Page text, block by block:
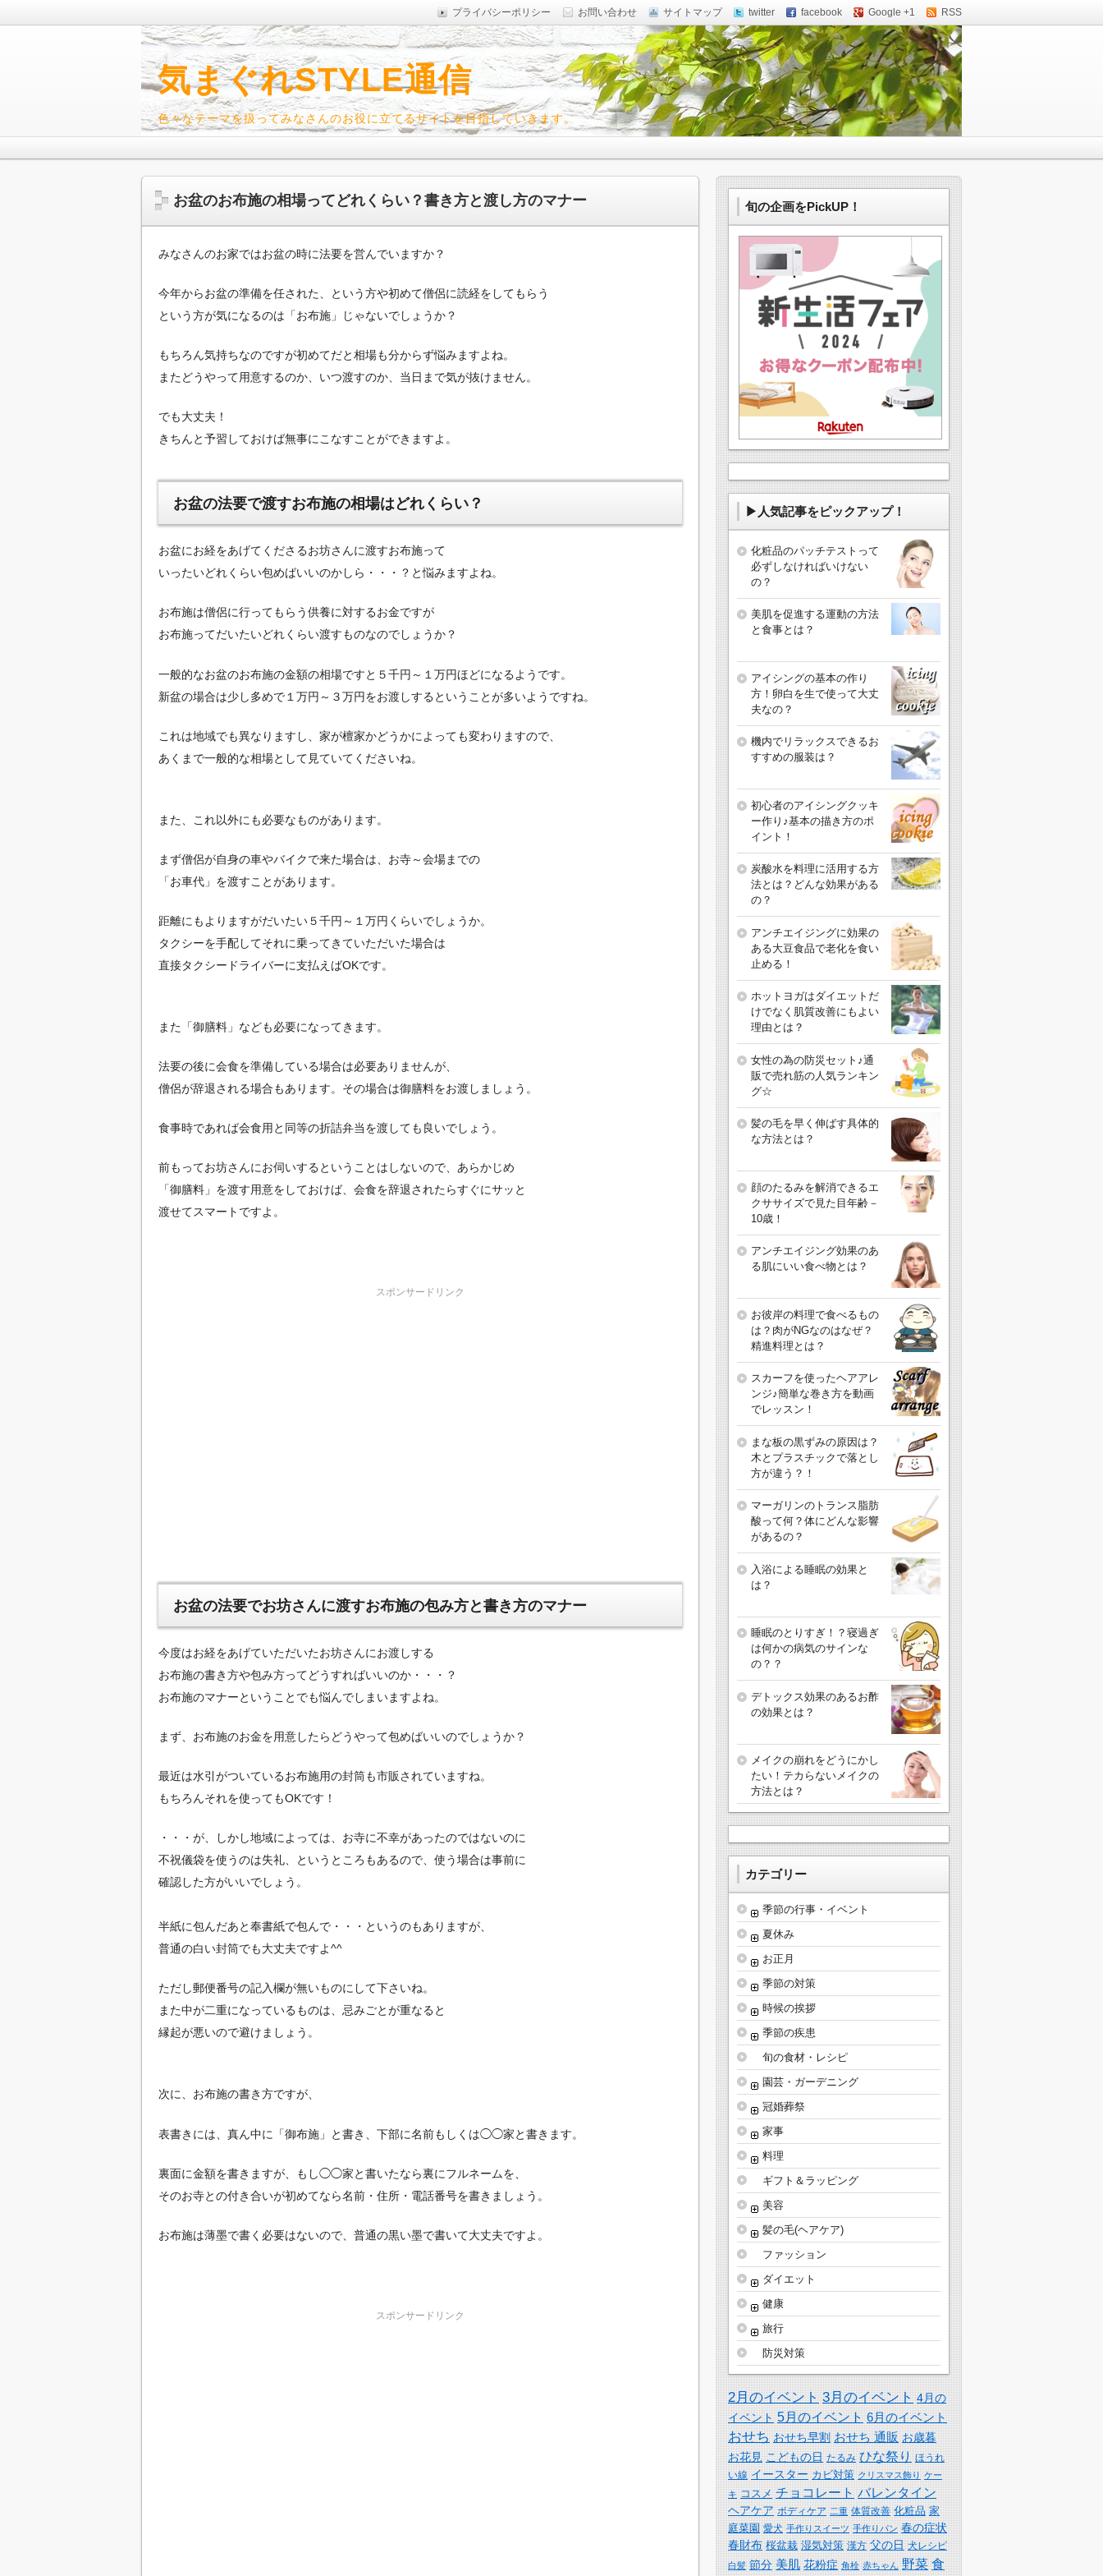
お問い合わせ サイトマップ twitter facebook Google +1 RSS
プライバシーポリシー
気まぐれSTYLE通信
色々なテーマを扱ってみなさんのお役に立てるサイトを目指していきます。
お盆のお布施の相場ってどれくらい？書き方と渡し方のマナー
みなさんのお家ではお盆の時に法要を営んでいますか？
今年からお盆の準備を任された、という方や初めて僧侶に読経をしてもらう
という方が気になるのは「お布施」じゃないでしょうか？
もちろん気持ちなのですが初めてだと相場も分からず悩みますよね。
またどうやって用意するのか、いつ渡すのか、当日まで気が抜けません。
でも大丈夫！
きちんと予習しておけば無事にこなすことができますよ。
お盆の法要で渡すお布施の相場はどれくらい？
お盆にお経をあげてくださるお坊さんに渡すお布施って
いったいどれくらい包めばいいのかしら・・・？と悩みますよね。
お布施は僧侶に行ってもらう供養に対するお金ですが
お布施ってだいたいどれくらい渡すものなのでしょうか？
一般的なお盆のお布施の金額の相場ですと５千円～１万円ほどになるようです。
新盆の場合は少し多めで１万円～３万円をお渡しするということが多いようですね。
これは地域でも異なりますし、家が檀家かどうかによっても変わりますので、
あくまで一般的な相場として見ていてくださいね。
また、これ以外にも必要なものがあります。
まず僧侶が自身の車やバイクで来た場合は、お寺～会場までの
「お車代」を渡すことがあります。
距離にもよりますがだいたい５千円～１万円くらいでしょうか。
タクシーを手配してそれに乗ってきていただいた場合は
直接タクシードライバーに支払えばOKです。
また「御膳料」なども必要になってきます。
法要の後に会食を準備している場合は必要ありませんが、
僧侶が辞退される場合もあります。その場合は御膳料をお渡しましょう。
食事時であれば会食用と同等の折詰弁当を渡しても良いでしょう。
前もってお坊さんにお伺いするということはしないので、あらかじめ
「御膳料」を渡す用意をしておけば、会食を辞退されたらすぐにサッと
渡せてスマートですよ。
スポンサードリンク
お盆の法要でお坊さんに渡すお布施の包み方と書き方のマナー
今度はお経をあげていただいたお坊さんにお渡しする
お布施の書き方や包み方ってどうすればいいのか・・・？
お布施のマナーということでも悩んでしまいますよね。
まず、お布施のお金を用意したらどうやって包めばいいのでしょうか？
最近は水引がついているお布施用の封筒も市販されていますね。
もちろんそれを使ってもOKです！
・・・が、しかし地域によっては、お寺に不幸があったのではないのに
不祝儀袋を使うのは失礼、というところもあるので、使う場合は事前に
確認した方がいいでしょう。
半紙に包んだあと奉書紙で包んで・・・というのもありますが、
普通の白い封筒でも大丈夫ですよ^^
ただし郵便番号の記入欄が無いものにして下さいね。
また中が二重になっているものは、忌みごとが重なると
縁起が悪いので避けましょう。
次に、お布施の書き方ですが、
表書きには、真ん中に「御布施」と書き、下部に名前もしくは◯◯家と書きます。
裏面に金額を書きますが、もし◯◯家と書いたなら裏にフルネームを、
そのお寺との付き合いが初めてなら名前・住所・電話番号を書きましょう。
お布施は薄墨で書く必要はないので、普通の黒い墨で書いて大丈夫ですよ。
スポンサードリンク
旬の企画をPickUP！
▶人気記事をピックアップ！
化粧品のパッチテストって
必ずしなければいけない
の？
美肌を促進する運動の方法
と食事とは？
アイシングの基本の作り
方！卵白を生で使って大丈
夫なの？
機内でリラックスできるお
すすめの服装は？
初心者のアイシングクッキ
ー作り♪基本の描き方のポ
イント！
炭酸水を料理に活用する方
法とは？どんな効果がある
の？
アンチエイジングに効果の
ある大豆食品で老化を食い
止める！
ホットヨガはダイエットだ
けでなく肌質改善にもよい
理由とは？
女性の為の防災セット♪通
販で売れ筋の人気ランキン
グ☆
髪の毛を早く伸ばす具体的
な方法とは？
顔のたるみを解消できるエ
クササイズで見た目年齢－
10歳！
アンチエイジング効果のあ
る肌にいい食べ物とは？
お彼岸の料理で食べるもの
は？肉がNGなのはなぜ？
精進料理とは？
スカーフを使ったヘアアレ
ンジ♪簡単な巻き方を動画
でレッスン！
まな板の黒ずみの原因は？
木とプラスチックで落とし
方が違う？！
マーガリンのトランス脂肪
酸って何？体にどんな影響
があるの？
入浴による睡眠の効果と
は？
睡眠のとりすぎ！？寝過ぎ
は何かの病気のサインな
の？？
デトックス効果のあるお酢
の効果とは？
メイクの崩れをどうにかし
たい！テカらないメイクの
方法とは？
カテゴリー
季節の行事・イベント
夏休み
お正月
季節の対策
時候の挨拶
季節の疾患
旬の食材・レシピ
園芸・ガーデニング
冠婚葬祭
家事
料理
ギフト＆ラッピング
美容
髪の毛(ヘアケア)
ファッション
ダイエット
健康
旅行
防災対策
2月のイベント 3月のイベント 4月の
イベント 5月のイベント 6月のイベント
おせち おせち早割 おせち 通販 お歳暮
お花見 こどもの日 たるみ ひな祭り ほうれ
い線 イースター カビ対策 クリスマス飾り ケー
キ コスメ チョコレート バレンタイン
ヘアケア ボディケア 二重 体質改善 化粧品 家
庭菜園 愛犬 手作りスイーツ 手作りパン 春の症状
春財布 桜盆栽 湿気対策 漢方 父の日 犬レシピ
白髪 節分 美肌 花粉症 角栓 赤ちゃん 野菜 食